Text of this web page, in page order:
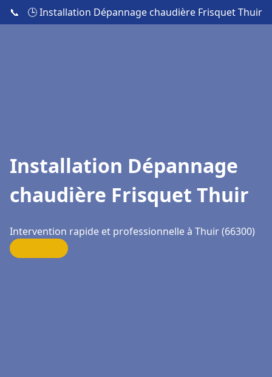
📞 🕒 Installation Dépannage chaudière Frisquet Thuir
Installation Dépannage
chaudière Frisquet Thuir
Intervention rapide et professionnelle à Thuir (66300)